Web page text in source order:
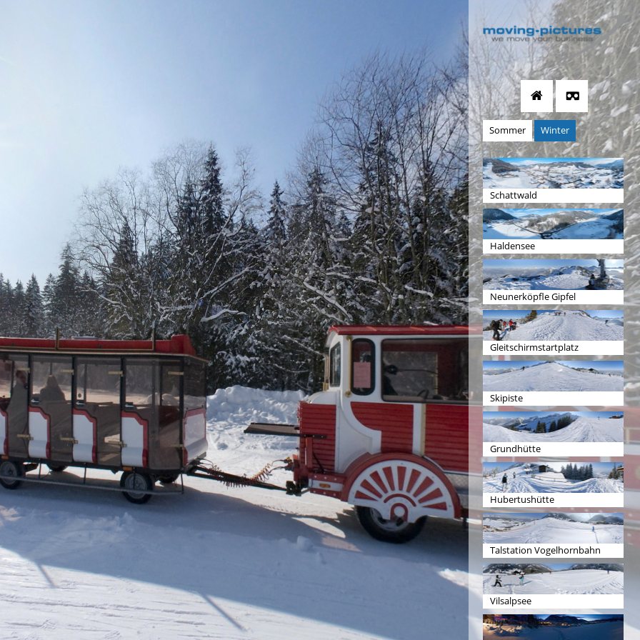
Sommer Winter
Schattwald
Haldensee
Neunerköpfle Gipfel
Gleitschirmstartplatz
Skipiste
Grundhütte
Hubertushütte
Talstation Vogelhornbahn
Vilsalpsee